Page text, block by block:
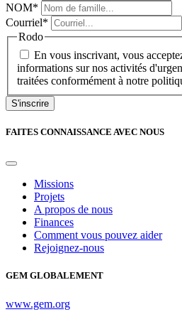
NOM*
Courriel*
Rodo
En vous inscrivant, vous
informations sur nos activités
traitées conformément à notre
S'inscrire
FAITES CONNAISSANCE AVEC NOUS
Missions
Projets
A propos de nous
Finances
Comment vous pouvez aider
Rejoignez-nous
GEM GLOBALEMENT
www.gem.org